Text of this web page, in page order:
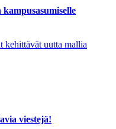
kehittävät uutta mallia
viestejä!